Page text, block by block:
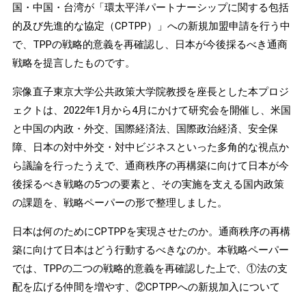
国・中国・台湾が「環太平洋パートナーシップに関する包括
的及び先進的な協定（CPTPP）」への新規加盟申請を行う中
で、TPPの戦略的意義を再確認し、日本が今後採るべき通商
戦略を提言したものです。
宗像直子東京大学公共政策大学院教授を座長とした本プロジ
ェクトは、2022年1月から4月にかけて研究会を開催し、米国
と中国の内政・外交、国際経済法、国際政治経済、安全保
障、日本の対中外交・対中ビジネスといった多角的な視点か
ら議論を行ったうえで、通商秩序の再構築に向けて日本が今
後採るべき戦略の5つの要素と、その実施を支える国内政策
の課題を、戦略ペーパーの形で整理しました。
日本は何のためにCPTPPを実現させたのか。通商秩序の再構
築に向けて日本はどう行動するべきなのか。本戦略ペーパー
では、TPPの二つの戦略的意義を再確認した上で、①法の支
配を広げる仲間を増やす、②CPTPPへの新規加入について